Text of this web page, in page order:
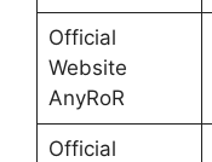
Official
Website
AnyRoR
Official